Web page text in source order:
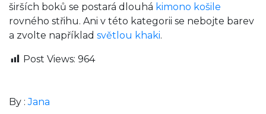
širších boků se postará dlouhá kimono košile
rovného střihu. Ani v této kategorii se nebojte barev
a zvolte například světlou khaki.
Post Views: 964
By :Jana